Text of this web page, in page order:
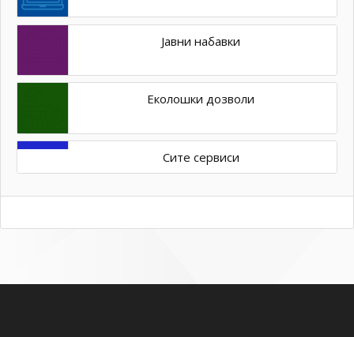
Јавни набавки
Еколошки дозволи
Сите сервиси